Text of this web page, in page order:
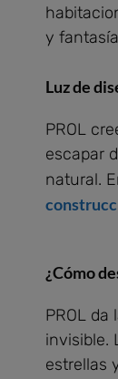
y
Luz de
PROL
escapar
natural.
¿Cómo
PROL
invisible.
estrellas